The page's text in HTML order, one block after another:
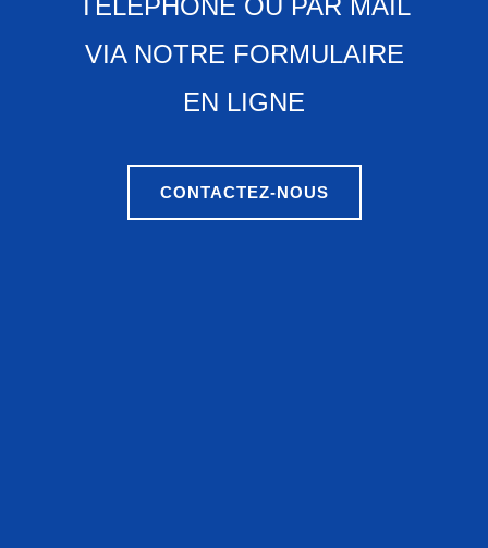
TÉLÉPHONE OU PAR MAIL
VIA NOTRE FORMULAIRE
EN LIGNE
CONTACTEZ-NOUS